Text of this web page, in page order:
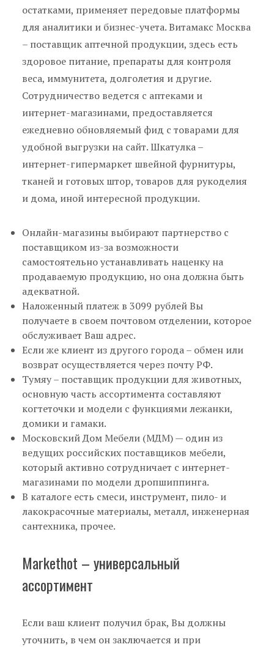
остатками, применяет передовые платформы
для аналитики и бизнес-учета. Витамакс Москва
– поставщик аптечной продукции, здесь есть
здоровое питание, препараты для контроля
веса, иммунитета, долголетия и другие.
Сотрудничество ведется с аптеками и
интернет-магазинами, предоставляется
ежедневно обновляемый фид с товарами для
удобной выгрузки на сайт. Шкатулка –
интернет-гипермаркет швейной фурнитуры,
тканей и готовых штор, товаров для рукоделия
и дома, иной интересной продукции.
Онлайн-магазины выбирают партнерство с
поставщиком из-за возможности
самостоятельно устанавливать наценку на
продаваемую продукцию, но она должна быть
адекватной.
Наложенный платеж в 3099 рублей Вы
получаете в своем почтовом отделении, которое
обслуживает Ваш адрес.
Если же клиент из другого города – обмен или
возврат осуществляется через почту РФ.
Тумяу – поставщик продукции для животных,
основную часть ассортимента составляют
когтеточки и модели с функциями лежанки,
домики и гамаки.
Московский Дом Мебели (МДМ) — один из
ведущих российских поставщиков мебели,
который активно сотрудничает с интернет-
магазинами по модели дропшиппинга.
В каталоге есть смеси, инструмент, пило- и
лакокрасочные материалы, металл, инженерная
сантехника, прочее.
Markethot – универсальный
ассортимент
Если ваш клиент получил брак, Вы должны
уточнить, в чем он заключается и при